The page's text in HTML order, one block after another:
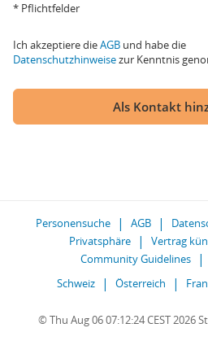
* Pflichtfelder
Ich akzeptiere dieAGB und habe die
Datenschutzhinweisezur Kenntnis
Als Kontakt
Personensuche AGB
Privatsphäre
Vertrag
Community Guidelines
Schweiz
Österreich
© Thu Aug 06 07:12:24 CEST 2026